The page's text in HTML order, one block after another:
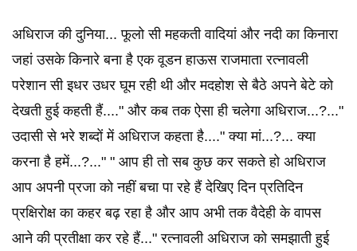
अधिराज की दुनिया... फूलो सी महकती वादियां और नदी का किनारा
जहां उसके किनारे बना है एक वूडन हाऊस राजमाता रत्नावली
परेशान सी इधर उधर घूम रही थी और मदहोश से बैठे अपने बेटे को
देखती हुई कहती हैं...." और कब तक ऐसा ही चलेगा अधिराज...?..."
उदासी से भरे शब्दों में अधिराज कहता है...." क्या मां...?... क्या
करना है हमें...?..." " आप ही तो सब कुछ कर सकते हो अधिराज
आप अपनी प्रजा को नहीं बचा पा रहे हैं देखिए दिन प्रतिदिन
प्रक्षिरोक्ष का कहर बढ़ रहा है और आप अभी तक वैदेही के वापस
आने की प्रतीक्षा कर रहे हैं..." रत्नावली अधिराज को समझाती हुई